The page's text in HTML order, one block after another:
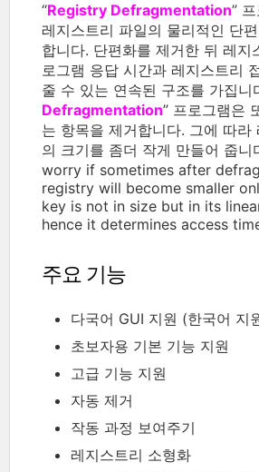
“Registry Defragmentation”
레지스트리 파일의 물리적인 단
합니다. 단편화를 제거한 뒤 레지
로그램 응답 시간과 레지스트리
줄 수 있는 연속된 구조를 가집니
Defragmentation” 프로그램은
는 항목을 제거합니다. 그에 따라
의 크기를 좀더 작게 만들어 줍
worry if sometimes after
registry will become smaller
key is not in size but in its
hence it determines access
주요 기능
다국어 GUI 지원 (한국어 지
초보자용 기본 기능 지원
고급 기능 지원
자동 제거
작동 과정 보여주기
레지스트리 소형화